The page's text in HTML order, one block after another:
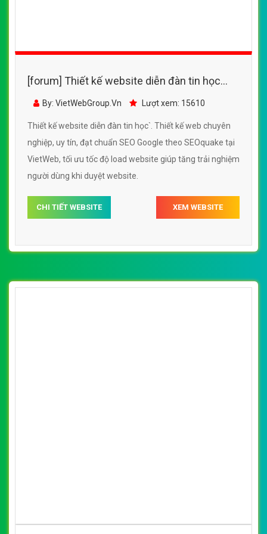
[forum] Thiết kế website diễn đàn tin học
đẹp, chuyên nghiệp chuẩn SEO
By: VietWebGroup.Vn Lượt xem: 15610
Thiết kế website diễn đàn tin học`. Thiết kế web chuyên
nghiệp, uy tín, đạt chuẩn SEO Google theo SEOquake tại
VietWeb, tối ưu tốc độ load website giúp tăng trải nghiệm
người dùng khi duyệt website.
CHI TIẾT WEBSITE XEM WEBSITE